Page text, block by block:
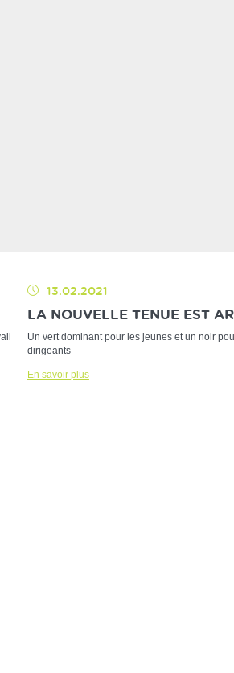
13.02.2021
LA NOUVELLE TENUE EST
Un vert dominant pour les jeunes et un noir
dirigeants
En savoir plus